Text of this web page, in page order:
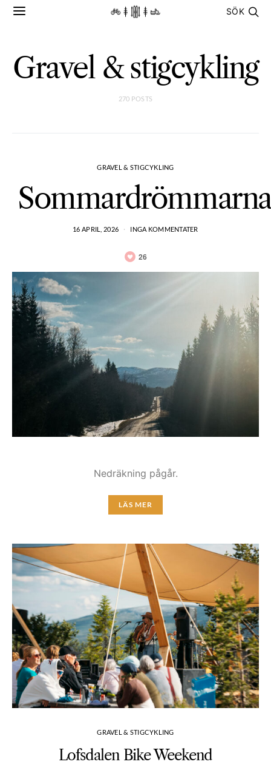
SÖK
Gravel & stigcykling
270 POSTS
GRAVEL & STIGCYKLING
16 APRIL, 2026 INGA KOMMENTATER
26
Nedräkning pågår.
LÄS MER
GRAVEL & STIGCYKLING
Lofsdalen Bike Weekend